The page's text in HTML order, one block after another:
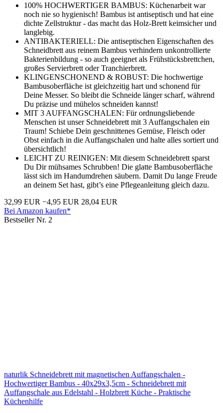
100% HOCHWERTIGER BAMBUS: Küchenarbeit war
noch nie so hygienisch! Bambus ist antiseptisch und hat eine
dichte Zellstruktur - das macht das Holz-Brett keimsicher und
langlebig.
ANTIBAKTERIELL: Die antiseptischen Eigenschaften des
Schneidbrett aus reinem Bambus verhindern unkontrollierte
Bakterienbildung - so auch geeignet als Frühstücksbrettchen,
großes Servierbrett oder Tranchierbrett.
KLINGENSCHONEND & ROBUST: Die hochwertige
Bambusoberfläche ist gleichzeitig hart und schonend für
Deine Messer. So bleibt die Schneide länger scharf, während
Du präzise und mühelos schneiden kannst!
MIT 3 AUFFANGSCHALEN: Für ordnungsliebende
Menschen ist unser Schneidebrett mit 3 Auffangschalen ein
Traum! Schiebe Dein geschnittenes Gemüse, Fleisch oder
Obst einfach in die Auffangschalen und halte alles sortiert und
übersichtlich!
LEICHT ZU REINIGEN: Mit diesem Schneidebrett sparst
Du Dir mühsames Schrubben! Die glatte Bambusoberfläche
lässt sich im Handumdrehen säubern. Damit Du lange Freude
an deinem Set hast, gibt’s eine Pflegeanleitung gleich dazu.
32,99 EUR −4,95 EUR 28,04 EUR
Bei Amazon kaufen*
Bestseller Nr. 2
naturlik Schneidebrett mit magnetischen Auffangschalen -
Hochwertiger Bambus - 40x29x3,5cm - Schneidebrett mit
Auffangschale aus Edelstahl - Holzbrett Küche - Praktische
Küchenhilfe